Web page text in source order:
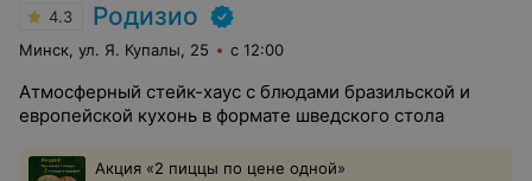
4.3 Родизио
Минск, ул. Я. Купалы, 25 с 12:00
Атмосферный стейк-хаус с блюдами бразильской и
европейской кухонь в формате шведского стола
Акция «2 пиццы по цене одной»